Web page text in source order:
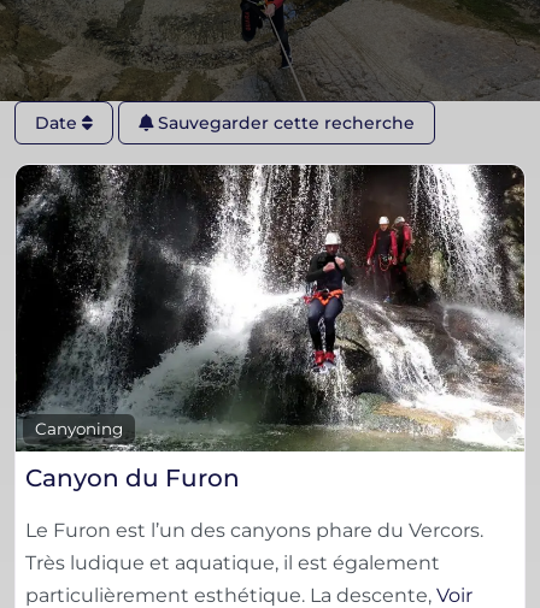
Date Sauvegarder cette recherche
Canyoning
Canyon du Furon
Le Furon est l’un des canyons phare du Vercors.
Très ludique et aquatique, il est également
particulièrement esthétique. La descente, Voir